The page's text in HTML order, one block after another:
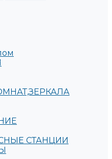
СТАНЦИИ